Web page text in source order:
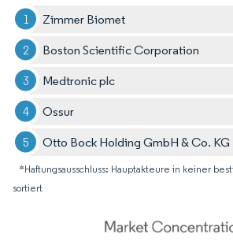
Zimmer Biomet
Boston Scientific Corporation
Medtronic plc
Ossur
Otto Bock Holding GmbH & Co. KG
*Haftungsausschluss: Hauptakteure in keiner
sortiert